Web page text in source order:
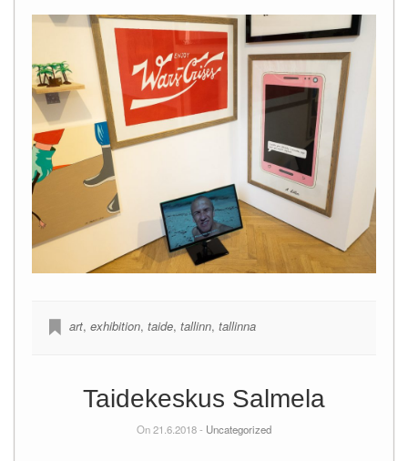
art, exhibition, taide, tallinn, tallinna
Taidekeskus Salmela
On 21.6.2018 - Uncategorized